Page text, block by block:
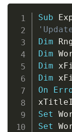
Sub
Dim
Dim
Dim
Dim
On
Set
Set